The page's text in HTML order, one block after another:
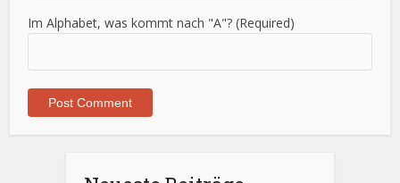
Im Alphabet, was kommt nach "A"? (Required)